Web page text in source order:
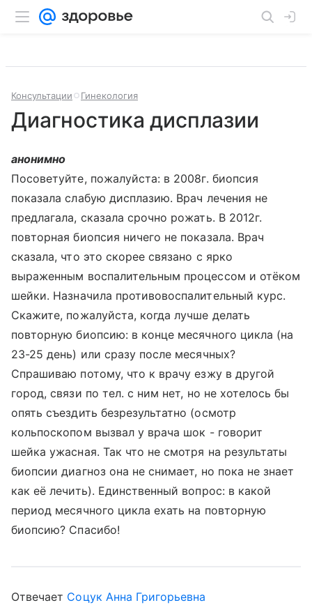
Консультации Гинекология
Диагностика дисплазии
анонимно
Посоветуйте, пожалуйста: в 2008г. биопсия
показала слабую дисплазию. Врач лечения не
предлагала, сказала срочно рожать. В 2012г.
повторная биопсия ничего не показала. Врач
сказала, что это скорее связано с ярко
выраженным воспалительным процессом и отёком
шейки. Назначила противовоспалительный курс.
Скажите, пожалуйста, когда лучше делать
повторную биопсию: в конце месячного цикла (на
23-25 день) или сразу после месячных?
Спрашиваю потому, что к врачу езжу в другой
город, связи по тел. с ним нет, но не хотелось бы
опять съездить безрезультатно (осмотр
кольпоскопом вызвал у врача шок - говорит
шейка ужасная. Так что не смотря на результаты
биопсии диагноз она не снимает, но пока не знает
как её лечить). Единственный вопрос: в какой
период месячного цикла ехать на повторную
биопсию? Спасибо!
Отвечает Соцук Анна Григорьевна